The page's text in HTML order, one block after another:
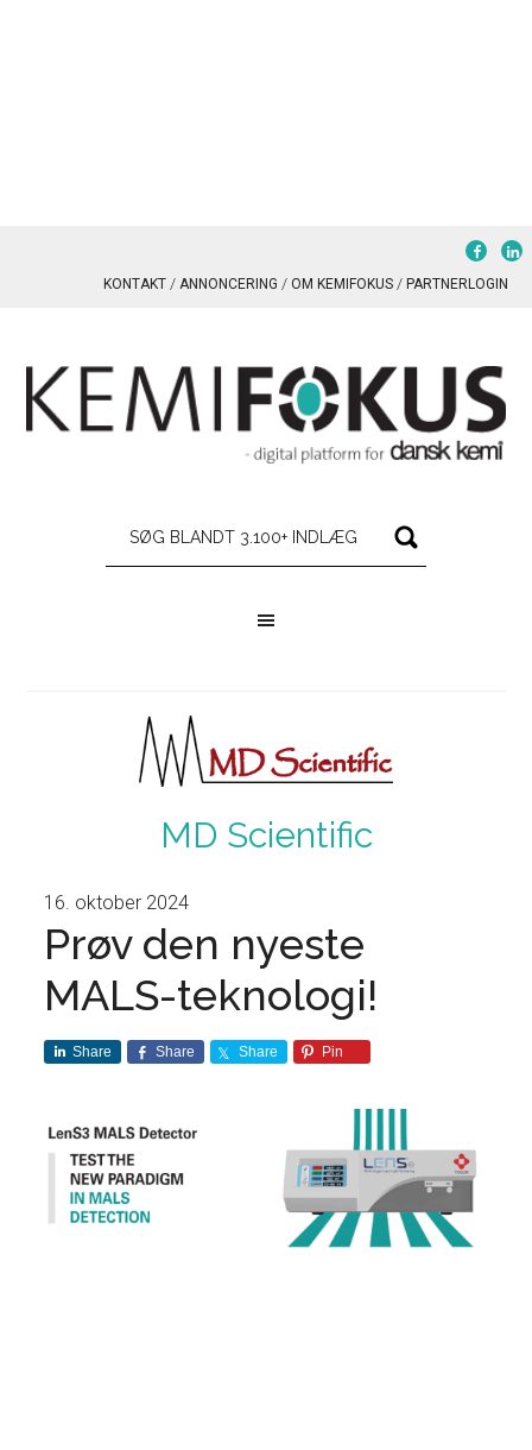
KONTAKT ANNONCERING OM KEMIFOKUS PARTNERLOGIN
MD Scientific
16. oktober 2024
Prøv den nyeste
MALS-teknologi!
Share Share Share Pin